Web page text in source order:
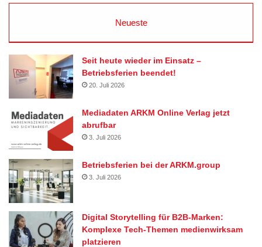
Neueste
Seit heute wieder im Einsatz –
Betriebsferien beendet!
20. Juli 2026
Mediadaten ARKM Online Verlag jetzt
abrufbar
3. Juli 2026
Betriebsferien bei der ARKM.group
3. Juli 2026
Digital Storytelling für B2B-Marken:
Komplexe Tech-Themen medienwirksam
platzieren